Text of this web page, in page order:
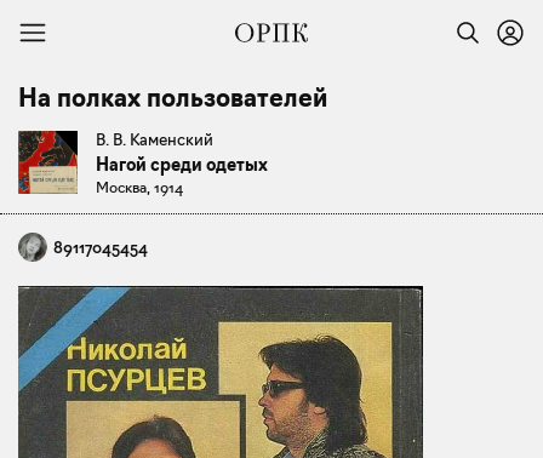
На полках пользователей
В. В. Каменский
Нагой среди одетых
Москва, 1914
89117045454